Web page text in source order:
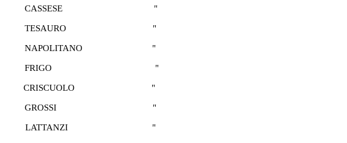
CASSESE "
TESAURO "
NAPOLITANO "
FRIGO "
CRISCUOLO "
GROSSI "
LATTANZI "